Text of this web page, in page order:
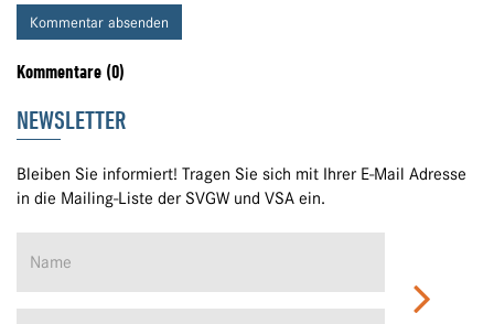
Kommentar absenden
Kommentare (0)
NEWSLETTER
Bleiben Sie informiert! Tragen Sie sich mit Ihrer E-Mail Adresse
in die Mailing-Liste der SVGW und VSA ein.